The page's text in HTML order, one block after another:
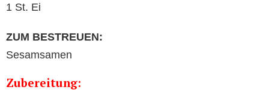
1 St. Ei
ZUM BESTREUEN:
Sesamsamen
Zubereitung: